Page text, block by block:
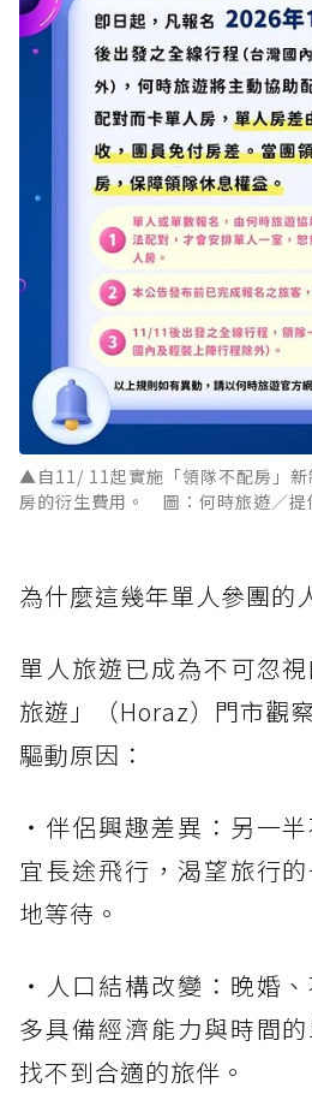
▲自11/ 11起實施「領隊不配房」新
房的衍生費用。 圖：何時旅遊／提
為什麼這幾年單人參團的
單人旅遊已成為不可忽
旅遊」（Horaz）門市觀
驅動原因：
・伴侶興趣差異：另一
宜長途飛行，渴望旅行
地等待。
・人口結構改變：晚婚
多具備經濟能力與時間
找不到合適的旅伴。